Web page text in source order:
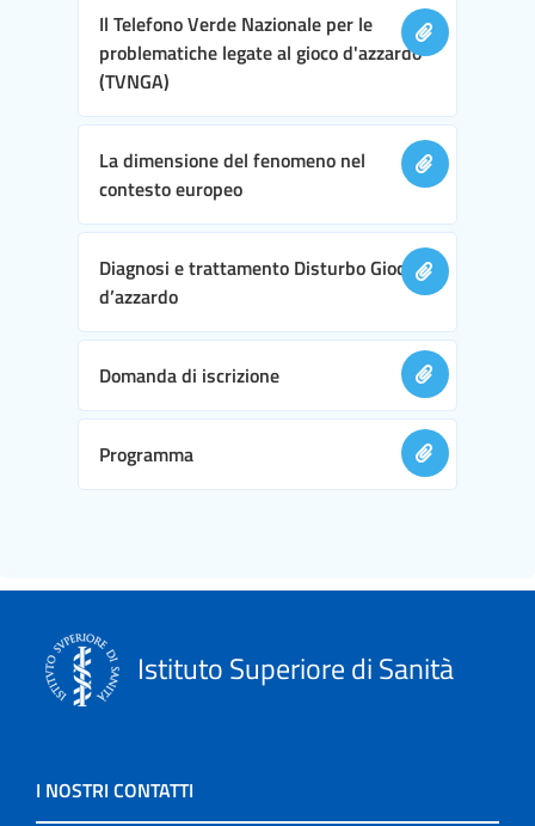
Il Telefono Verde Nazionale per le
problematiche legate al gioco d'azzardo
(TVNGA)
La dimensione del fenomeno nel
contesto europeo
Diagnosi e trattamento Disturbo Gioco
d’azzardo
Domanda di iscrizione
Programma
Istituto Superiore di Sanità
I NOSTRI CONTATTI